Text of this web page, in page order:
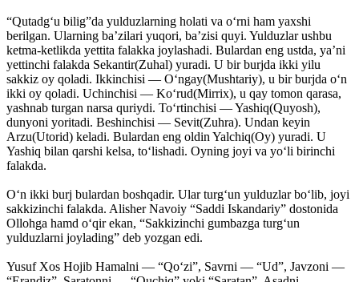
“Qutadg‘u bilig”da yulduzlarning holati va o‘rni ham yaxshi
berilgan. Ularning ba’zilari yuqori, ba’zisi quyi. Yulduzlar ushbu
ketma-ketlikda yettita falakka joylashadi. Bulardan eng ustda, ya’ni
yettinchi falakda Sekantir(Zuhal) yuradi. U bir burjda ikki yilu
sakkiz oy qoladi. Ikkinchisi — O‘ngay(Mushtariy), u bir burjda o‘n
ikki oy qoladi. Uchinchisi — Ko‘rud(Mirrix), u qay tomon qarasa,
yashnab turgan narsa quriydi. To‘rtinchisi — Yashiq(Quyosh),
dunyoni yoritadi. Beshinchisi — Sevit(Zuhra). Undan keyin
Arzu(Utorid) keladi. Bulardan eng oldin Yalchiq(Oy) yuradi. U
Yashiq bilan qarshi kelsa, to‘lishadi. Oyning joyi va yo‘li birinchi
falakda.
O‘n ikki burj bulardan boshqadir. Ular turg‘un yulduzlar bo‘lib, joyi
sakkizinchi falakda. Alisher Navoiy “Saddi Iskandariy” dostonida
Ollohga hamd o‘qir ekan, “Sakkizinchi gumbazga turg‘un
yulduzlarni joylading” deb yozgan edi.
Yusuf Xos Hojib Hamalni — “Qo‘zi”, Savrni — “Ud”, Javzoni —